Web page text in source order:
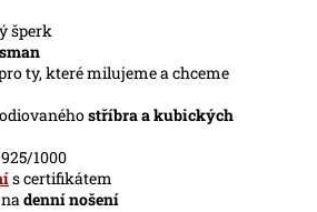
šperk
ty, které milujeme a chceme
stříbra a kubických
1000
s certifikátem
denní nošení